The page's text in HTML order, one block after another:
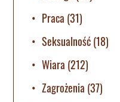
Praca (31)
Seksualność(18)
Wiara (212)
Zagrożenia (37)